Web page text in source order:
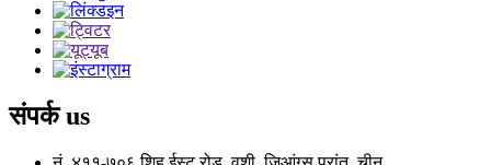
संपर्कus